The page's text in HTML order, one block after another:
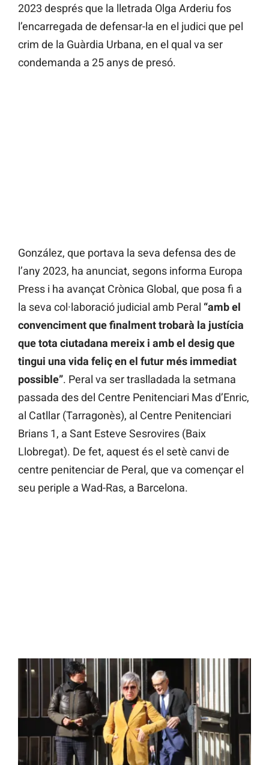
2023 després que la lletrada Olga Arderiu fos
l’encarregada de defensar-la en el judici que pel
crim de la Guàrdia Urbana, en el qual va ser
condemanda a 25 anys de presó.
González, que portava la seva defensa des de
l’any 2023, ha anunciat, segons informa Europa
Press i ha avançat Crònica Global, que posa fi a
la seva col·laboració judicial amb Peral “amb el
convenciment que finalment trobarà la justícia
que tota ciutadana mereix i amb el desig que
tingui una vida feliç en el futur més immediat
possible”. Peral va ser traslladada la setmana
passada des del Centre Penitenciari Mas d’Enric,
al Catllar (Tarragonès), al Centre Penitenciari
Brians 1, a Sant Esteve Sesrovires (Baix
Llobregat). De fet, aquest és el setè canvi de
centre penitenciar de Peral, que va començar el
seu periple a Wad-Ras, a Barcelona.